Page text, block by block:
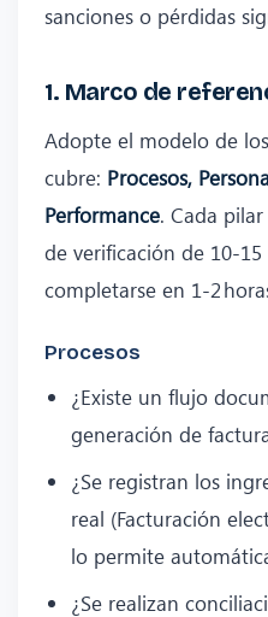
sanciones o pérdidas
1. Marco de
Adopte el modelo de
cubre: Procesos,
Performance. Cada
de verificación de
completarse en 1‑2
Procesos
¿Existe un flujo
generación de
¿Se registran los
real (Facturación
lo permite
¿Se realizan